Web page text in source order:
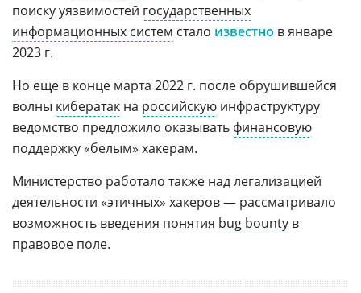
поиску уязвимостей государственных
информационных систем стало известно в январе
2023 г.
Но еще в конце марта 2022 г. после обрушившейся
волны кибератак на российскую инфраструктуру
ведомство предложило оказывать финансовую
поддержку «белым» хакерам.
Министерство работало также над легализацией
деятельности «этичных» хакеров — рассматривало
возможность введения понятия bug bounty в
правовое поле.